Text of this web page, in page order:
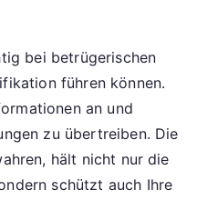
bei betrügerischen
führen können.
an und
zu übertreiben. Die
hält nicht nur die
schützt auch Ihre